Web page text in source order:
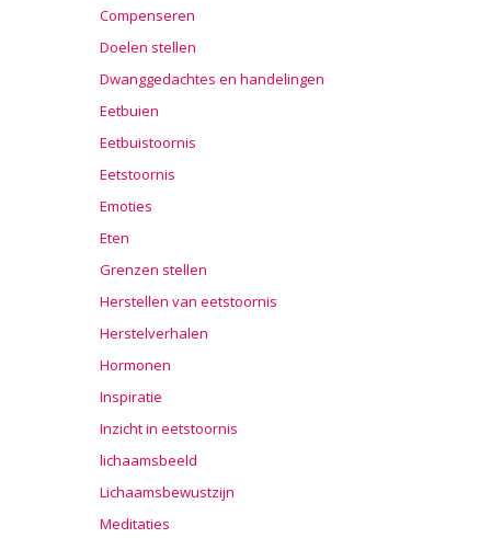
Compenseren
Doelen stellen
Dwanggedachtes en handelingen
Eetbuien
Eetbuistoornis
Eetstoornis
Emoties
Eten
Grenzen stellen
Herstellen van eetstoornis
Herstelverhalen
Hormonen
Inspiratie
Inzicht in eetstoornis
lichaamsbeeld
Lichaamsbewustzijn
Meditaties